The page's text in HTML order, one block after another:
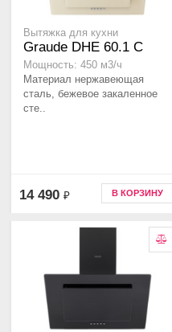
Вытяжка для кухни
Graude DHE 60.1 C
Мощность: 450 м3/ч
Материал нержавеющая
сталь, бежевое закаленное
сте..
14 490 ₽ В КОРЗИНУ